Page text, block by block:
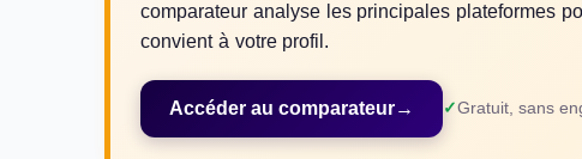
comparateur analyse les principales plateformes
convient à votre profil.
Accéder au comparateur→ Gratuit, sans